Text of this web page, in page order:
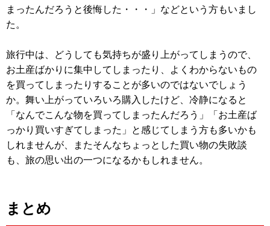
まったんだろうと後悔した・・・」などという方もいまし
た。
旅行中は、どうしても気持ちが盛り上がってしまうので、
お土産ばかりに集中してしまったり、よくわからないもの
を買ってしまったりすることが多いのではないでしょう
か。舞い上がっていろいろ購入したけど、冷静になると
「なんでこんな物を買ってしまったんだろう」「お土産ば
っかり買いすぎてしまった」と感じてしまう方も多いかも
しれませんが、またそんなちょっとした買い物の失敗談
も、旅の思い出の一つになるかもしれません。
まとめ